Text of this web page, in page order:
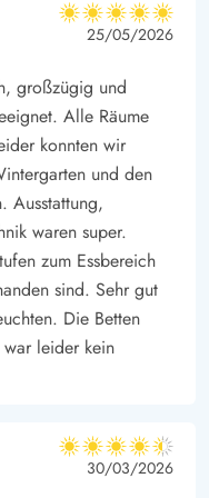
5 von 5
5 von 5
5 out of 5
25/05/2026
großzügig und
Alle Räume
konnten wir
und den
Ausstattung,
waren super.
zum Essbereich
sind. Sehr gut
Die Betten
leider kein
4.5 von 5
4.5 von 5
4.5 out of 5
30/03/2026